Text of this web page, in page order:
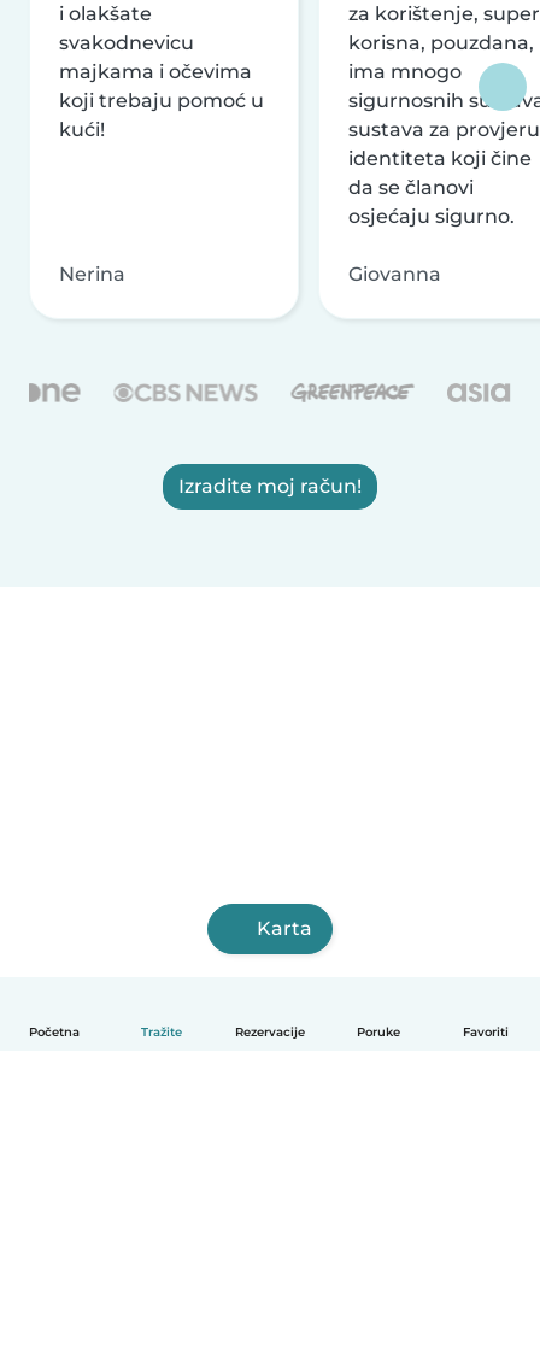
Početna Tražite Rezervacije Poruke Favoriti
i olakšate
svakodnevicu
majkama i očevima
koji trebaju pomoć u
kući!
Nerina
za korištenje, super
korisna, pouzdana,
ima mnogo
sigurnosnih
sustava za provjeru
identiteta koji čine
da se članovi
osjećaju sigurno.
Giovanna
Izradite moj račun!
Karta